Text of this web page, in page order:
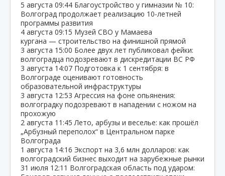
5 августа 09:44 Благоустройство у гимназии № 10:
Волгоград продолжает реализацию 10‑летней
программы развития
4 августа 09:15 Музей СВО у Мамаева
кургана — строительство на финишной прямой
3 августа 15:00 Более двух лет публиковал фейки:
волгоградца подозревают в дискредитации ВС РФ
3 августа 14:07 Подготовка к 1 сентября: в
Волгограде оценивают готовность
образовательной инфраструктуры
3 августа 12:53 Агрессия на фоне опьянения:
волгоградку подозревают в нападении с ножом на
прохожую
2 августа 11:45 Лето, арбузы и веселье: как прошёл
„Арбузный переполох“ в Центральном парке
Волгограда
1 августа 14:16 Экспорт на 3,6 млн долларов: как
волгоградский бизнес выходит на зарубежные рынки
31 июля 12:11 Волгоградская область под ударом: